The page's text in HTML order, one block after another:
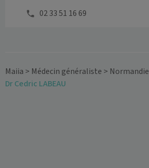
02 33 51 16 69
Maiia > Médecin généraliste > Normandie
Dr Cedric LABEAU